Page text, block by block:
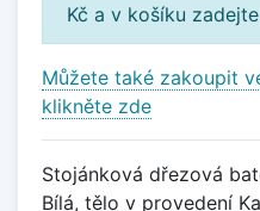
Kč a v košíku
Můžete také zakoupit
klikněte zde
Stojánková dřezová
Bílá, tělo v provedení